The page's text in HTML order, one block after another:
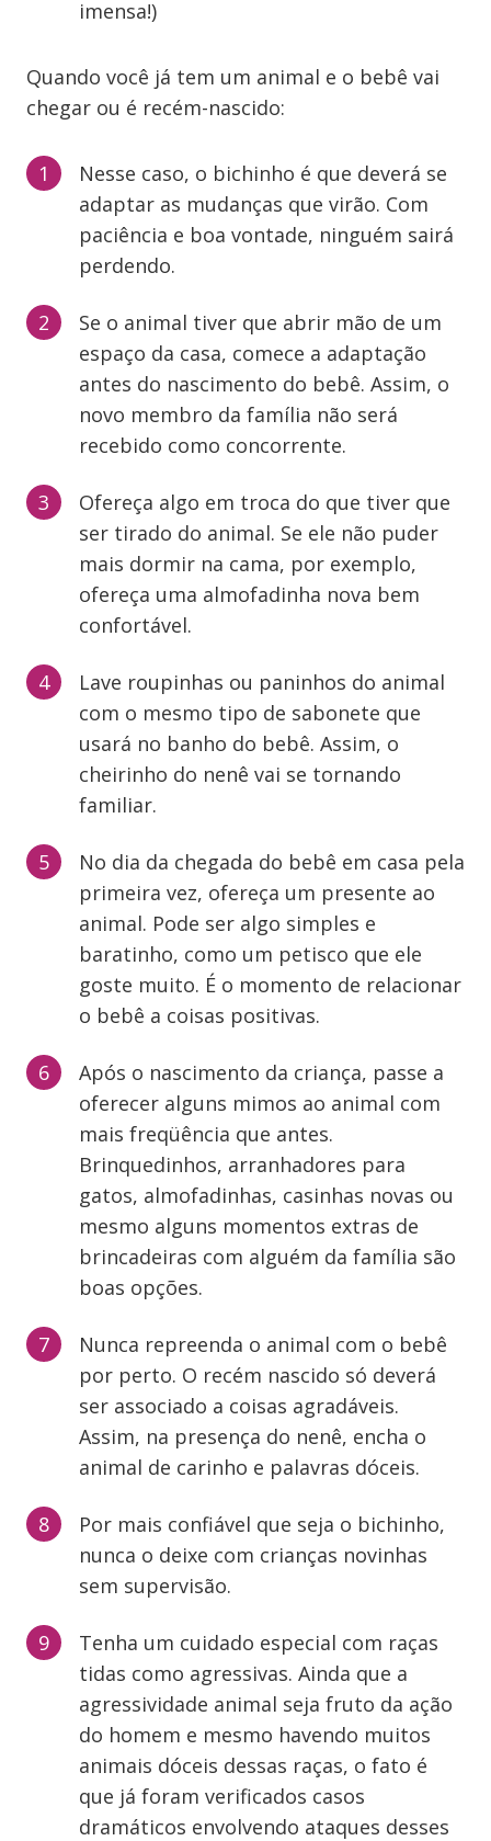
imensa!)
Quando você já tem um animal e o bebê vai
chegar ou é recém-nascido:
Nesse caso, o bichinho é que deverá se
adaptar as mudanças que virão. Com
paciência e boa vontade, ninguém sairá
perdendo.
Se o animal tiver que abrir mão de um
espaço da casa, comece a adaptação
antes do nascimento do bebê. Assim, o
novo membro da família não será
recebido como concorrente.
Ofereça algo em troca do que tiver que
ser tirado do animal. Se ele não puder
mais dormir na cama, por exemplo,
ofereça uma almofadinha nova bem
confortável.
Lave roupinhas ou paninhos do animal
com o mesmo tipo de sabonete que
usará no banho do bebê. Assim, o
cheirinho do nenê vai se tornando
familiar.
No dia da chegada do bebê em casa pela
primeira vez, ofereça um presente ao
animal. Pode ser algo simples e
baratinho, como um petisco que ele
goste muito. É o momento de relacionar
o bebê a coisas positivas.
Após o nascimento da criança, passe a
oferecer alguns mimos ao animal com
mais freqüência que antes.
Brinquedinhos, arranhadores para
gatos, almofadinhas, casinhas novas ou
mesmo alguns momentos extras de
brincadeiras com alguém da família são
boas opções.
Nunca repreenda o animal com o bebê
por perto. O recém nascido só deverá
ser associado a coisas agradáveis.
Assim, na presença do nenê, encha o
animal de carinho e palavras dóceis.
Por mais confiável que seja o bichinho,
nunca o deixe com crianças novinhas
sem supervisão.
Tenha um cuidado especial com raças
tidas como agressivas. Ainda que a
agressividade animal seja fruto da ação
do homem e mesmo havendo muitos
animais dóceis dessas raças, o fato é
que já foram verificados casos
dramáticos envolvendo ataques desses